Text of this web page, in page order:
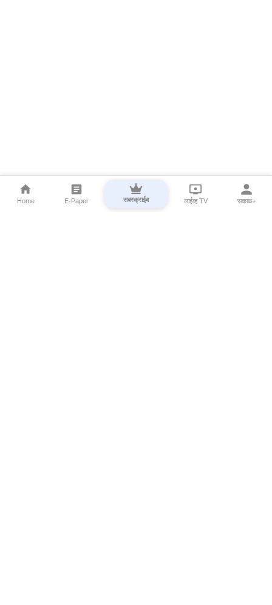
Home E-Paper सबस्क्राईब लाईव्ह TV सकाळ+